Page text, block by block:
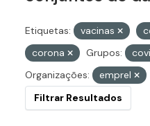
Etiquetas: vacinas
corona
Grupos:
Organizações:
emprel
Filtrar Resultados